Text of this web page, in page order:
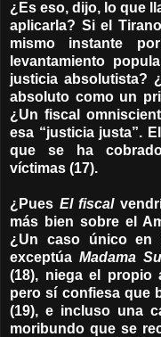
¿Es eso, dijo, lo que
aplicarla? Si el
mismo instante
levantamiento
justicia absolutista?
absoluto como un
¿Un fiscal
esa “justicia justa”.
que se ha
víctimas (17).
¿Pues El fiscal
más bien sobre el
¿Un caso único en
exceptúa Madama
(18), niega el propio
pero sí confiesa que
(19), e incluso una
moribundo que se